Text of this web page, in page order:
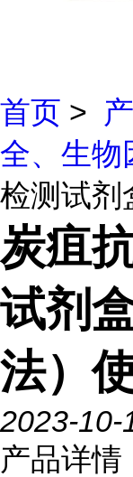
首页 >
全、生物
检测试剂
炭疽
试剂
法）
2023-10-
产品详情